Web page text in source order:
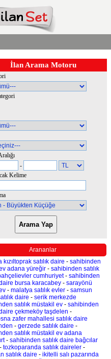
İlan Arama Motoru
-
Kelime
Arananlar
kızıltoprak satılık daire - sahibinden
ev adana yüreğir - sahibinden satılık
cumhuriyet- sahibinden
daire bursa karacabey - sarayönü
- malatya satılık evler - samsun
daire - serik merkezde
satılık müstakil ev - sahibinden
daire çekmeköy taşdelen -
zafer mahallesi satılık daire
- gerzede satılık daire -
satılık müstakil ev adana
- sahibinden satılık daire bağcılar
- tozkoparanda satılık daireler -
satılık daire - ikitelli salı pazarında